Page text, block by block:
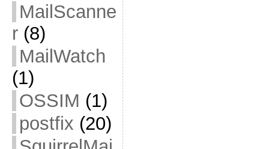
MailScanne
r(8)
MailWatch
(1)
OSSIM (1)
postfix (20)